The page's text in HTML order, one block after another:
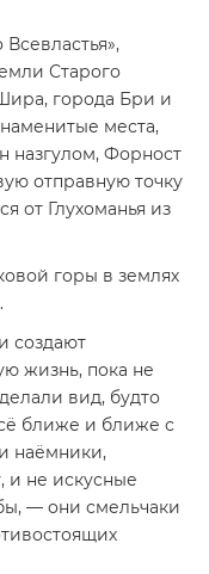
Старого
города Бри и
места,
назгулом, Форност
отправную точку
от Глухоманья из
горы в землях
создают
жизнь, пока не
вид, будто
ближе и ближе с
наёмники,
и не искусные
— они смельчаки